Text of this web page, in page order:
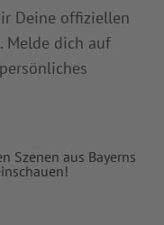
Deine offiziellen
Melde dich auf
Szenen aus Bayerns